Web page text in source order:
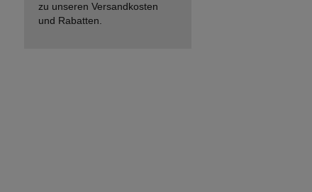
zu unseren Versandkosten
und Rabatten.